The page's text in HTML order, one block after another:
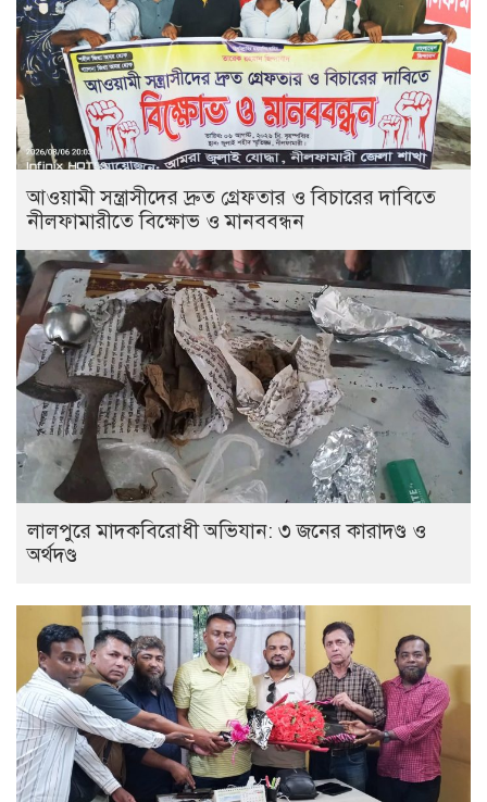
আওয়ামী সন্ত্রাসীদের দ্রুত গ্রেফতার ও বিচারের দাবিতে
নীলফামারীতে বিক্ষোভ ও মানববন্ধন
লালপুরে মাদকবিরোধী অভিযান: ৩ জনের কারাদণ্ড ও
অর্থদণ্ড